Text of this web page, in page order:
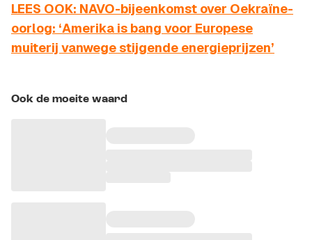
LEES OOK: NAVO-bijeenkomst over Oekraïne-
oorlog: ‘Amerika is bang voor Europese
muiterij vanwege stijgende energieprijzen’
Ook de moeite waard